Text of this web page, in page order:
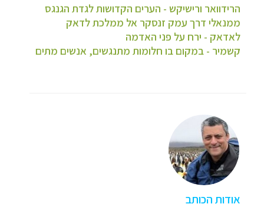
הרידוואר ורישיקש - הערים הקדושות לגדת הגנגס
ממנאלי דרך עמק זנסקר אל ממלכת לדאק
לאדאק - ירח על פני האדמה
קשמיר - במקום בו חלומות מתנגשים, אנשים מתים
אודות הכותב